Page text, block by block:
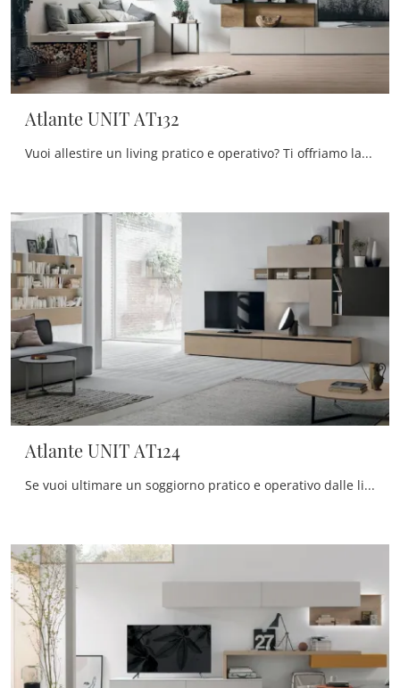
Atlante UNIT AT132
Vuoi allestire un living pratico e operativo? Ti offriamo la parete attrezzata Atlante UNIT AT132 Tomasella dalle linee decise moderne.
Atlante UNIT AT124
Se vuoi ultimare un soggiorno pratico e operativo dalle linee moderne, ecco a te la parete attrezzata Atlante UNIT AT124 Tomasella.